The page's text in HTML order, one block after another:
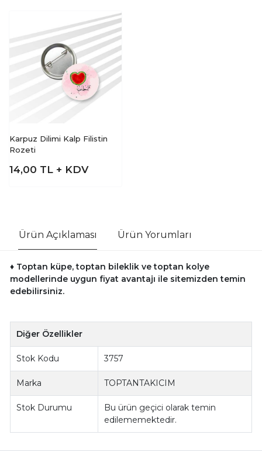
Karpuz Dilimi Kalp Filistin
Rozeti
14,00 TL + KDV
Ürün Açıklaması Ürün Yorumları
♦ Toptan küpe, toptan bileklik ve toptan kolye
modellerinde uygun fiyat avantajı ile sitemizden temin
edebilirsiniz.
Diğer Özellikler
Stok Kodu 3757
Marka TOPTANTAKICIM
Stok Durumu
Bu ürün geçici olarak temin
edilememektedir.